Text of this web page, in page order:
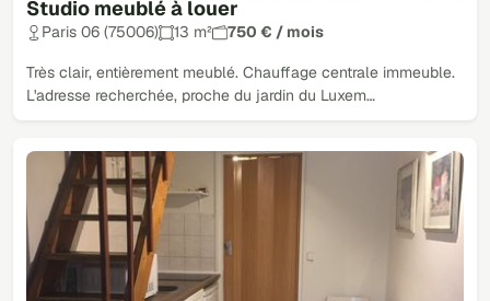
Studio meublé à louer
Paris 06 (75006) 13 m² 750 € / mois
Très clair, entièrement meublé. Chauffage centrale immeuble.
L'adresse recherchée, proche du jardin du Luxem…